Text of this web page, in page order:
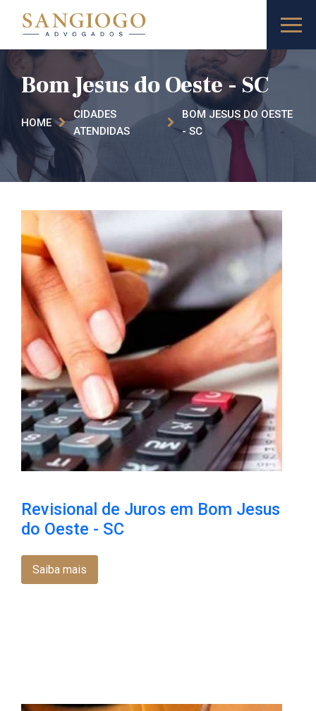
Bom Jesus do Oeste - SC
HOME
CIDADES
ATENDIDAS
BOM JESUS DO OESTE
- SC
Revisional de Juros em Bom Jesus
do Oeste - SC
Saiba mais